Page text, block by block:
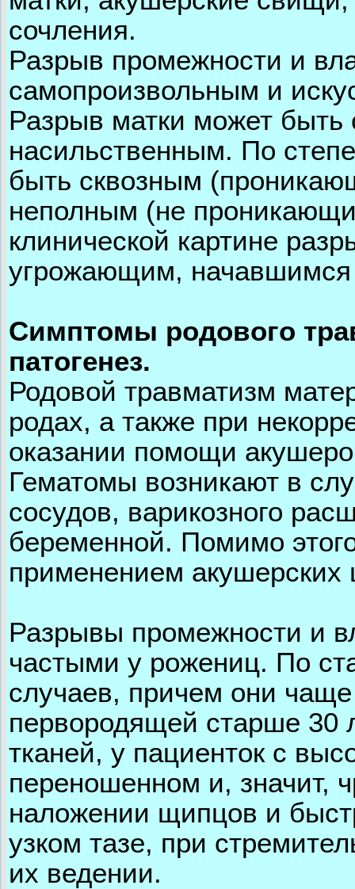
сочления.
Разрыв промежности и
самопроизвольным и
Разрыв матки может
насильственным. По
быть сквозным
неполным (не
клинической картине
угрожающим,
Симптомы родового
патогенез.
Родовой травматизм
родах, а также при
оказании помощи
Гематомы возникают в
сосудов, варикозного
беременной. Помимо
применением акушерских
Разрывы промежности и
частыми у рожениц. По
случаев, причем они чаще
первородящей старше 30
тканей, у пациенток с
переношенном и, значит,
наложении щипцов и
узком тазе, при
их ведении.